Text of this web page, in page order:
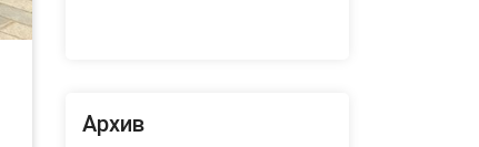
Архив